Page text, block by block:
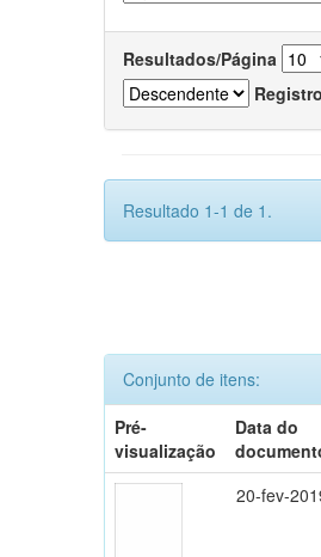
Resultados/Página
Resultado 1-1 de 1.
Conjunto de itens:
Pré-
visualização
Data do
20-fev-